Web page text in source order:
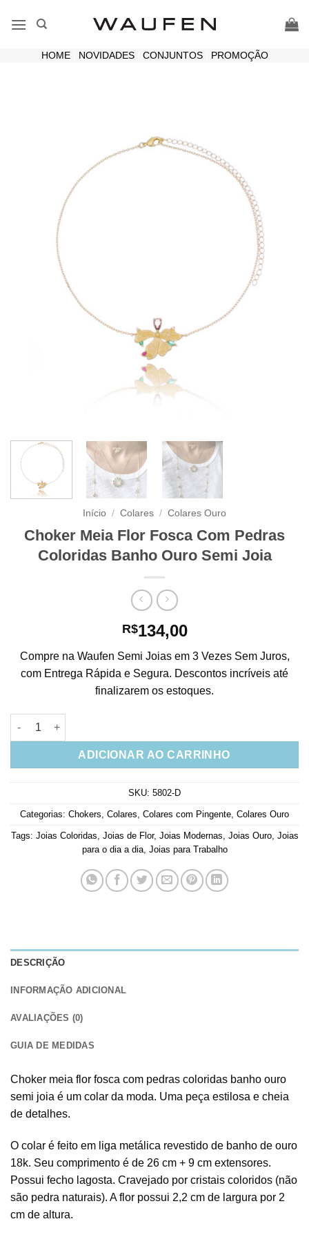
HOME| NOVIDADES| CONJUNTOS| PROMOÇÃO
Início / Colares / Colares Ouro
Choker Meia Flor Fosca Com Pedras
Coloridas Banho Ouro Semi Joia
R$134,00
Compre na Waufen Semi Joias em 3 Vezes Sem Juros,
com Entrega Rápida e Segura. Descontos incríveis até
finalizarem os estoques.
Choker Meia Flor Fosca Com Pedras Coloridas Banho Ouro
ADICIONAR AO CARRINHO
SKU: 5802-D
Categorias: Chokers, Colares, Colares com Pingente, Colares Ouro
Tags: Joias Coloridas, Joias de Flor, Joias Modernas, Joias Ouro, Joias
para o dia a dia, Joias para Trabalho
DESCRIÇÃO
INFORMAÇÃO ADICIONAL
AVALIAÇÕES (0)
GUIA DE MEDIDAS
Choker meia flor fosca com pedras coloridas banho ouro
semi joia é um colar da moda. Uma peça estilosa e cheia
de detalhes.
O colar é feito em liga metálica revestido de banho de ouro
18k. Seu comprimento é de 26 cm + 9 cm extensores.
Possui fecho lagosta. Cravejado por cristais coloridos (não
são pedra naturais). A flor possui 2,2 cm de largura por 2
cm de altura.